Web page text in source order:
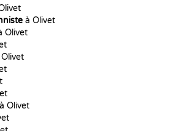
à Olivet
Olivet
à Olivet